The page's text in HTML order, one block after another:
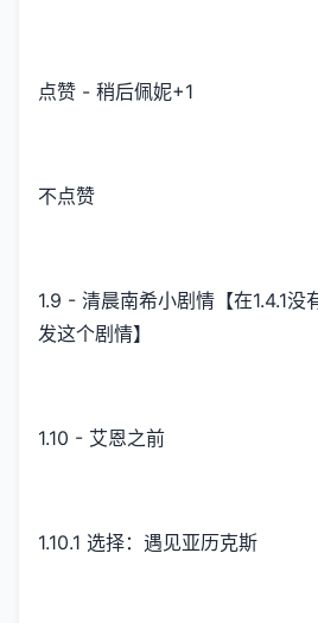
点赞 - 稍后佩妮+1
不点赞
1.9 - 清晨南希小剧情【在1.4.1没
发这个剧情】
1.10 - 艾恩之前
1.10.1 选择：遇见亚历克斯